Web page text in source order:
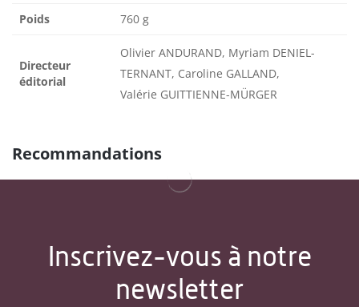
Poids 760 g
Directeur
éditorial
Olivier ANDURAND, Myriam DENIEL-
TERNANT, Caroline GALLAND,
Valérie GUITTIENNE-MÜRGER
Recommandations
Inscrivez-vous à notre
newsletter